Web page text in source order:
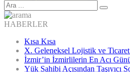
HABERLER
Kısa Kısa
X. Geleneksel Lojistik ve Ticaret
İzmir’in İzmirlilerin En Acı
Yük Sahibi Açısından Taşıyıcı